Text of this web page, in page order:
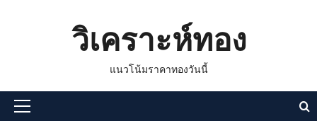
วิเคราะห์ทอง
แนวโน้มราคาทองวันนี้
Primary